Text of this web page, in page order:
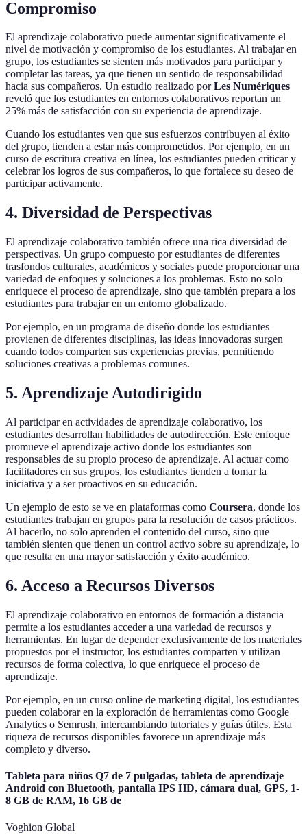
Compromiso
El aprendizaje colaborativo puede aumentar significativamente el
nivel de motivación y compromiso de los estudiantes. Al trabajar en
grupo, los estudiantes se sienten más motivados para participar y
completar las tareas, ya que tienen un sentido de responsabilidad
hacia sus compañeros. Un estudio realizado porLes Numériques
reveló que los estudiantes en entornos colaborativos reportan un
25% más de satisfacción con su experiencia de aprendizaje.
Cuando los estudiantes ven que sus esfuerzos contribuyen al éxito
del grupo, tienden a estar más comprometidos. Por ejemplo, en un
curso de escritura creativa en línea, los estudiantes pueden criticar y
celebrar los logros de sus compañeros, lo que fortalece su deseo de
participar activamente.
4. Diversidad de Perspectivas
El aprendizaje colaborativo también ofrece una rica diversidad de
perspectivas. Un grupo compuesto por estudiantes de diferentes
trasfondos culturales, académicos y sociales puede proporcionar una
variedad de enfoques y soluciones a los problemas. Esto no solo
enriquece el proceso de aprendizaje, sino que también prepara a los
estudiantes para trabajar en un entorno globalizado.
Por ejemplo, en un programa de diseño donde los estudiantes
provienen de diferentes disciplinas, las ideas innovadoras surgen
cuando todos comparten sus experiencias previas, permitiendo
soluciones creativas a problemas comunes.
5. Aprendizaje Autodirigido
Al participar en actividades de aprendizaje colaborativo, los
estudiantes desarrollan habilidades de autodirección. Este enfoque
promueve el aprendizaje activo donde los estudiantes son
responsables de su propio proceso de aprendizaje. Al actuar como
facilitadores en sus grupos, los estudiantes tienden a tomar la
iniciativa y a ser proactivos en su educación.
Un ejemplo de esto se ve en plataformas como Coursera, donde los
estudiantes trabajan en grupos para la resolución de casos prácticos.
Al hacerlo, no solo aprenden el contenido del curso, sino que
también sienten que tienen un control activo sobre su aprendizaje, lo
que resulta en una mayor satisfacción y éxito académico.
6. Acceso a Recursos Diversos
El aprendizaje colaborativo en entornos de formación a distancia
permite a los estudiantes acceder a una variedad de recursos y
herramientas. En lugar de depender exclusivamente de los materiales
propuestos por el instructor, los estudiantes comparten y utilizan
recursos de forma colectiva, lo que enriquece el proceso de
aprendizaje.
Por ejemplo, en un curso online de marketing digital, los estudiantes
pueden colaborar en la exploración de herramientas como Google
Analytics o Semrush, intercambiando tutoriales y guías útiles. Esta
riqueza de recursos disponibles favorece un aprendizaje más
completo y diverso.
Tableta para niños Q7 de 7 pulgadas, tableta de aprendizaje
Android con Bluetooth, pantalla IPS HD, cámara dual, GPS, 1-
8 GB de RAM, 16 GB de
Voghion Global